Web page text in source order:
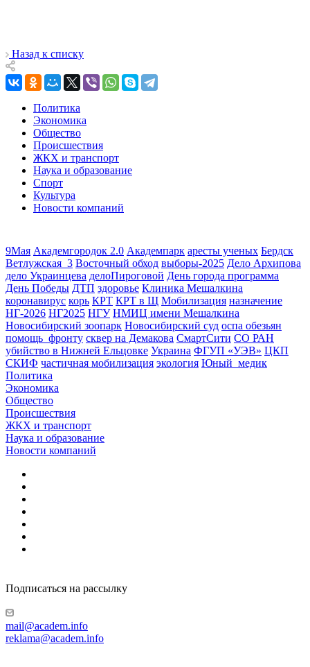
Назад к списку
Политика
Экономика
Общество
Происшествия
ЖКХ и транспорт
Наука и образование
Спорт
Культура
Новости компаний
9Мая Академгородок 2.0 Академпарк аресты ученых Бердск
Ветлужская_3 Восточный обход выборы-2025 Дело Архипова
дело Украинцева делоПироговой День города программа
День Победы ДТП здоровье Клиника Мешалкина
коронавирус корь КРТ КРТ в Щ Мобилизация назначение
НГ-2026 НГ2025 НГУ НМИЦ имени Мешалкина
Новосибирский зоопарк Новосибирский суд оспа обезьян
помощь_фронту сквер на Демакова СмартСити СО РАН
убийство в Нижней Ельцовке Украина ФГУП «УЭВ» ЦКП
СКИФ частичная мобилизация экология Юный_медик
Политика
Экономика
Общество
Происшествия
ЖКХ и транспорт
Наука и образование
Новости компаний
Подписаться на рассылку
mail@academ.info
reklama@academ.info